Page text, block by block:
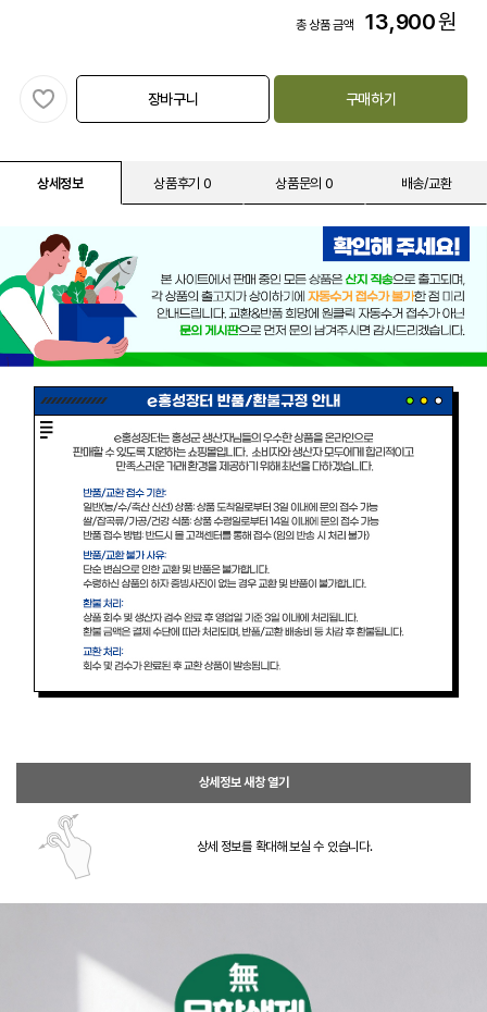
총 상품 금액 13,900원
장바구니 구매하기
상세정보 상품후기 0 상품문의 0 배송/교환
상세정보 새창 열기
상세 정보를 확대해 보실 수 있습니다.